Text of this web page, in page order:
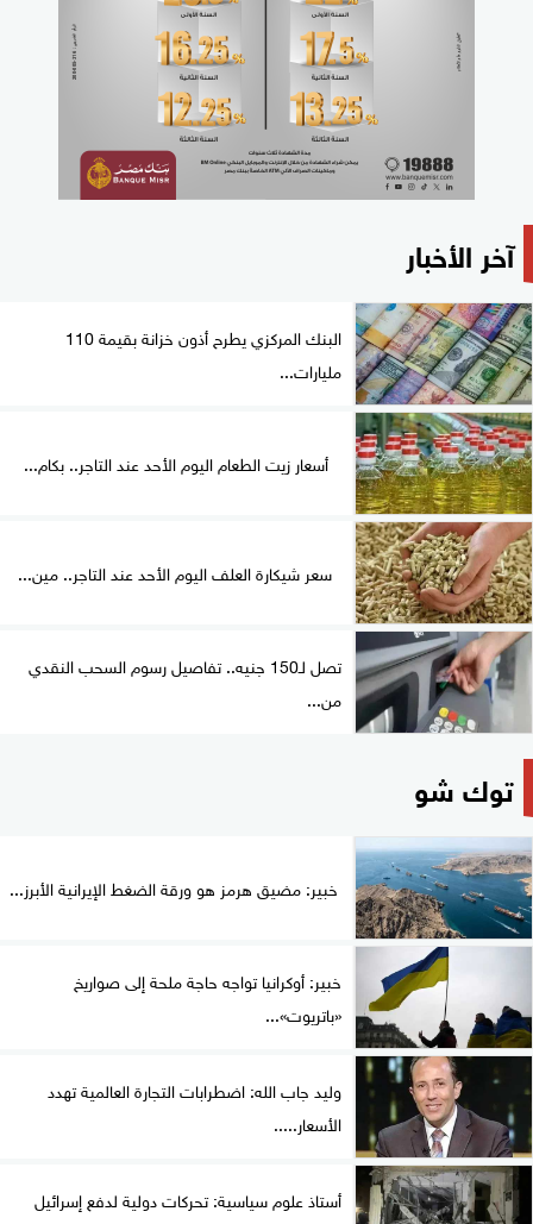
آخر الأخبار
البنك المركزي يطرح أذون خزانة بقيمة 110
مليارات...
أسعار زيت الطعام اليوم الأحد عند التاجر.. بكام...
سعر شيكارة العلف اليوم الأحد عند التاجر.. مين...
تصل لـ150 جنيه.. تفاصيل رسوم السحب النقدي
من...
توك شو
خبير: مضيق هرمز هو ورقة الضغط الإيرانية الأبرز...
خبير: أوكرانيا تواجه حاجة ملحة إلى صواريخ
«باتريوت»...
وليد جاب الله: اضطرابات التجارة العالمية تهدد
الأسعار.....
أستاذ علوم سياسية: تحركات دولية لدفع إسرائيل